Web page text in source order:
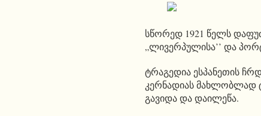
სწორედ 1921 წელს
„ლივერპულისა’’ და
ტრაგედია ესპანეთის
კერნადიას მახლობლად
გავიდა და დაილეწა.